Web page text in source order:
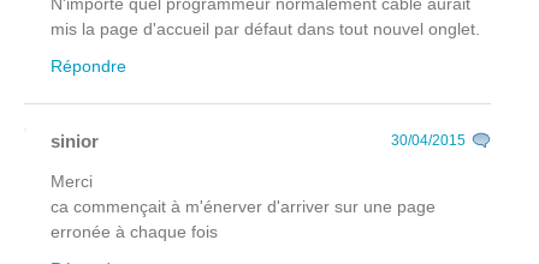
N'importe quel programmeur normalement câblé aurait
mis la page d'accueil par défaut dans tout nouvel onglet.
Répondre
sinior 30/04/2015
Merci
ca commençait à m'énerver d'arriver sur une page
erronée à chaque fois